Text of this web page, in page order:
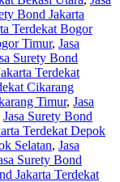
Bond Jakarta
Terdekat Bogor
Timur, Jasa
Surety Bond
Terdekat
Cikarang
Timur, Jasa
Jasa Surety Bond
Terdekat Depok
Selatan, Jasa
Surety Bond
Jakarta Terdekat